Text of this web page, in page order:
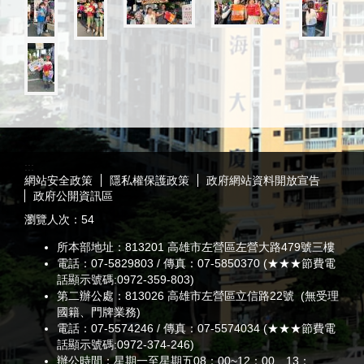
:::
網站安全政策
隱私權保護政策
政府網站資料開放宣告
政府公開資訊區
瀏覽人次： 54
所本部地址：813201 高雄市左營區左營大路479號三樓
電話：07-5829803 / 傳真：07-5850370 (★★★節費電
話顯示號碼:0972-359-803)
第二辦公處：813026 高雄市左營區立信路22號 (無受理
國籍、門牌業務)
電話：07-5574246 / 傳真：07-5574034 (★★★節費電
話顯示號碼:0972-374-246)
辦公時間：星期一至星期五08：00~12：00、13：